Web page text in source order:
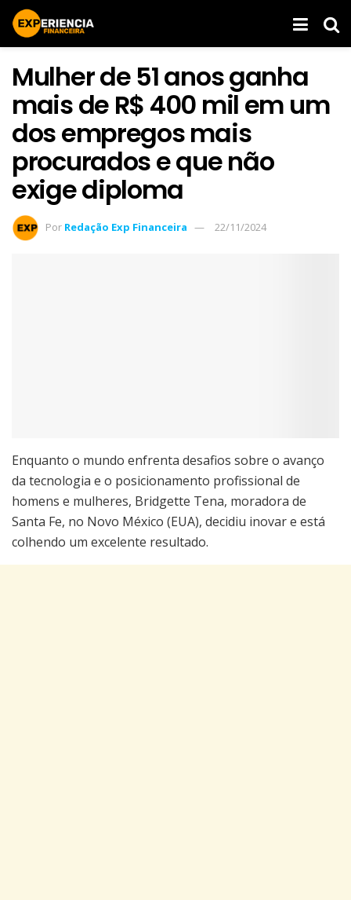
Mulher de 51 anos ganha
mais de R$ 400 mil em um
dos empregos mais
procurados e que não
exige diploma
Por Redação Exp Financeira 22/11/2024
Enquanto o mundo enfrenta desafios sobre o avanço
da tecnologia e o posicionamento profissional de
homens e mulheres, Bridgette Tena, moradora de
Santa Fe, no Novo México (EUA), decidiu inovar e está
colhendo um excelente resultado.